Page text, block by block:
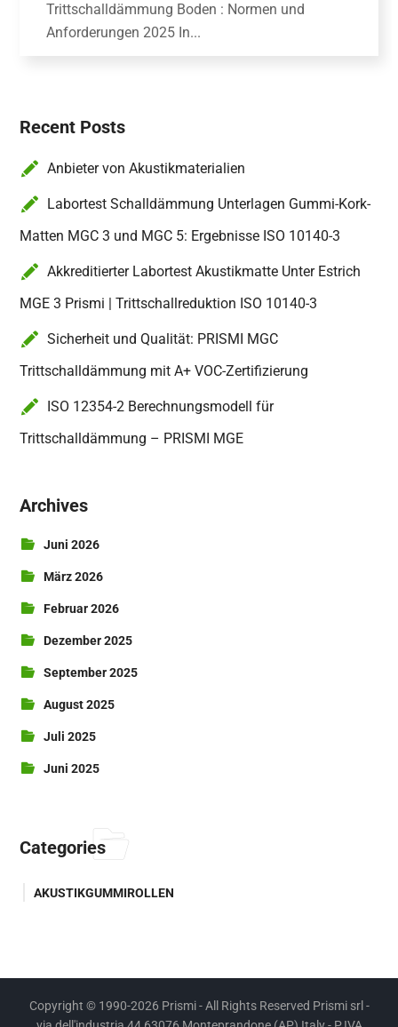
Trittschalldämmung Boden : Normen und
Anforderungen 2025 In...
Recent Posts
Anbieter von Akustikmaterialien
Labortest Schalldämmung Unterlagen Gummi-Kork-
Matten MGC 3 und MGC 5: Ergebnisse ISO 10140-3
Akkreditierter Labortest Akustikmatte Unter Estrich
MGE 3 Prismi | Trittschallreduktion ISO 10140-3
Sicherheit und Qualität: PRISMI MGC
Trittschalldämmung mit A+ VOC-Zertifizierung
ISO 12354-2 Berechnungsmodell für
Trittschalldämmung – PRISMI MGE
Archives
Juni 2026
März 2026
Februar 2026
Dezember 2025
September 2025
August 2025
Juli 2025
Juni 2025
Categories
AKUSTIKGUMMIROLLEN
Copyright © 1990-2026 Prismi - All Rights Reserved Prismi srl -